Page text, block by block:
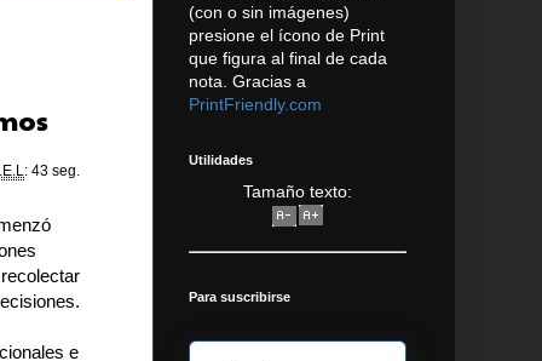
: 43 seg.
e
(con o sin imágenes)
presione el ícono de Print
que figura al final de cada
nota. Gracias a
PrintFriendly.com
Utilidades
Tamaño texto:
Para suscribirse